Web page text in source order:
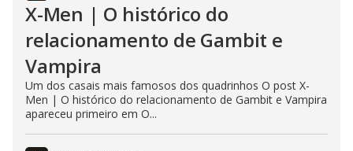
X-Men | O histórico do
relacionamento de Gambit e
Vampira
Um dos casais mais famosos dos quadrinhos O post X-
Men | O histórico do relacionamento de Gambit e Vampira
apareceu primeiro em O...